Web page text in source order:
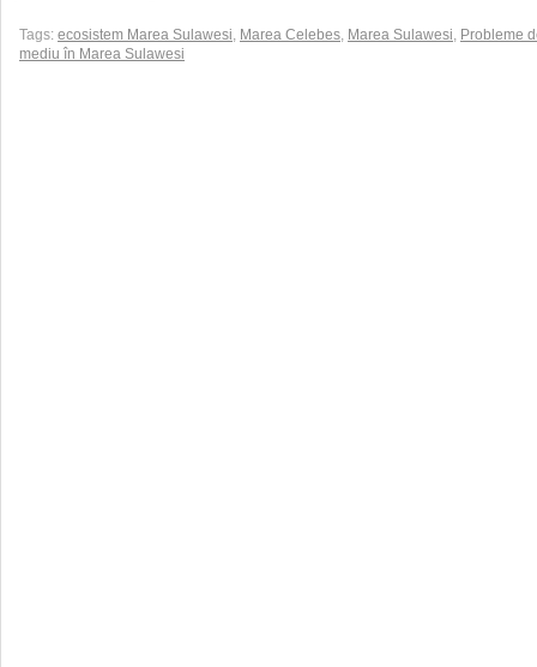
Tags: ecosistem Marea Sulawesi, Marea Celebes, Marea Sulawesi, Probleme
mediu în Marea Sulawesi